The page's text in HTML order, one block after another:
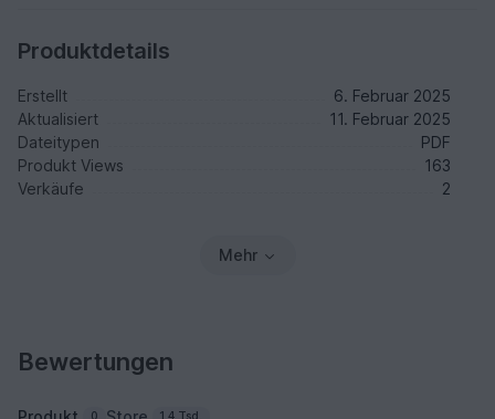
Produktdetails
Erstellt
6. Februar 2025
Aktualisiert
11. Februar 2025
Dateitypen
PDF
Produkt Views
163
Verkäufe
2
Mehr
Bewertungen
0 1,4 Tsd.